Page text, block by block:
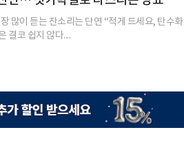
많이 듣는 잔소리는 단연 “적게 드세요, 탄수화
결코 쉽지 않다....